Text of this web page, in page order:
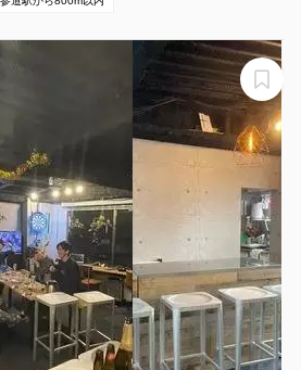
会議にピッタリなスペース。
場所にも！企業様のポーカー
！！
議にピッタリなスペース